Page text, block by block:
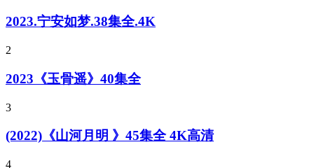
2023.宁安如梦.38集全.4K
2
2023《玉骨遥》40集全
3
(2022)《山河月明 》45集全 4K高清
4